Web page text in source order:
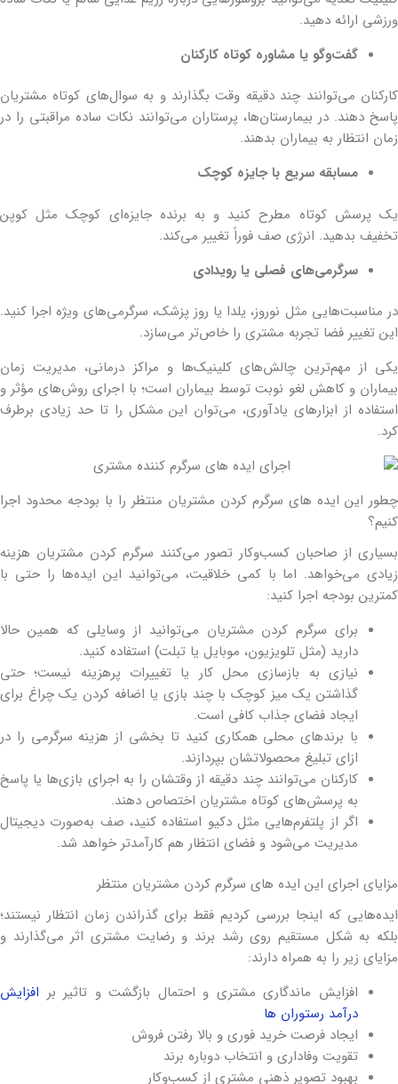
ورزشی ارائه دهید.
گفت‌وگو یا مشاوره کوتاه کارکنان
کارکنان می‌توانند چند دقیقه وقت بگذارند و به سوال‌های کوتاه مشتریان
پاسخ دهند. در بیمارستان‌ها، پرستاران می‌توانند نکات ساده مراقبتی را در
زمان انتظار به بیماران بدهند.
مسابقه سریع با جایزه کوچک
یک پرسش کوتاه مطرح کنید و به برنده جایزه‌ای کوچک مثل کوپن
تخفیف بدهید. انرژی صف فوراً تغییر می‌کند.
سرگرمی‌های فصلی یا رویدادی
در مناسبت‌هایی مثل نوروز، یلدا یا روز پزشک، سرگرمی‌های ویژه اجرا کنید.
این تغییر فضا تجربه مشتری را خاص‌تر می‌سازد.
یکی از مهم‌ترین چالش‌های کلینیک‌ها و مراکز درمانی، مدیریت زمان
بیماران و کاهش لغو نوبت توسط بیماران است؛ با اجرای روش‌های مؤثر و
استفاده از ابزارهای یادآوری، می‌توان این مشکل را تا حد زیادی برطرف
کرد.
چطور این ایده‎ های سرگرم کردن مشتریان منتظر را با بودجه محدود اجرا
کنیم؟
بسیاری از صاحبان کسب‌وکار تصور می‌کنند سرگرم کردن مشتریان هزینه
زیادی می‌خواهد. اما با کمی خلاقیت، می‌توانید این ایده‌ها را حتی با
کمترین بودجه اجرا کنید:
برای سرگرم کردن مشتریان می‌توانید از وسایلی که همین حالا
دارید (مثل تلویزیون، موبایل یا تبلت) استفاده کنید.
نیازی به بازسازی محل کار یا تغییرات پرهزینه نیست؛ حتی
گذاشتن یک میز کوچک با چند بازی یا اضافه کردن یک چراغ برای
ایجاد فضای جذاب کافی است.
با برندهای محلی همکاری کنید تا بخشی از هزینه سرگرمی را در
ازای تبلیغ محصولاتشان بپردازند.
کارکنان می‌توانند چند دقیقه از وقتشان را به اجرای بازی‌ها یا پاسخ
به پرسش‌های کوتاه مشتریان اختصاص دهند.
اگر از پلتفرم‌هایی مثل دکیو استفاده کنید، صف به‌صورت دیجیتال
مدیریت می‌شود و فضای انتظار هم کارآمدتر خواهد شد.
مزایای اجرای این ایده های سرگرم کردن مشتریان منتظر
ایده‌هایی که اینجا بررسی کردیم فقط برای گذراندن زمان انتظار نیستند؛
بلکه به شکل مستقیم روی رشد برند و رضایت مشتری اثر می‌گذارند و
مزایای زیر را به همراه دارند:
افزایش ماندگاری مشتری و احتمال بازگشت و تاثیر بر افزایش
درآمد رستوران ها
ایجاد فرصت خرید فوری و بالا رفتن فروش
تقویت وفاداری و انتخاب دوباره برند
بهبود تصویر ذهنی مشتری از کسب‌وکار